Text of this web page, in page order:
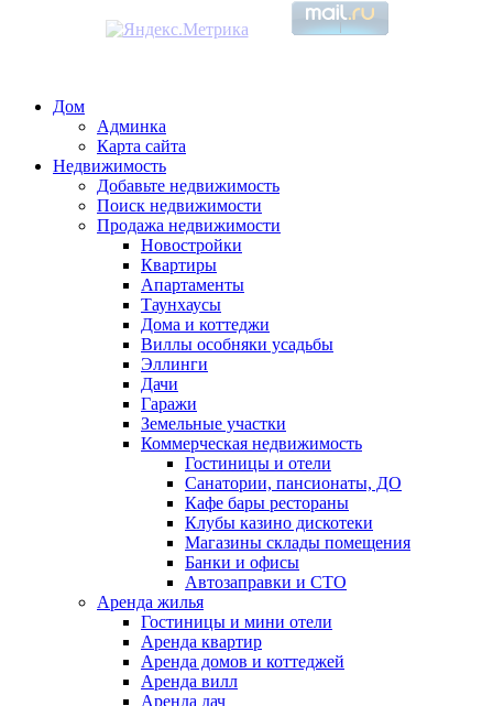
Дом
Админка
Карта сайта
Недвижимость
Добавьте недвижимость
Поиск недвижимости
Продажа недвижимости
Новостройки
Квартиры
Апартаменты
Таунхаусы
Дома и коттеджи
Виллы особняки усадьбы
Эллинги
Дачи
Гаражи
Земельные участки
Коммерческая недвижимость
Гостиницы и отели
Санатории, пансионаты, ДО
Кафе бары рестораны
Клубы казино дискотеки
Магазины склады помещения
Банки и офисы
Автозаправки и СТО
Аренда жилья
Гостиницы и мини отели
Аренда квартир
Аренда домов и коттеджей
Аренда вилл
Аренда дач